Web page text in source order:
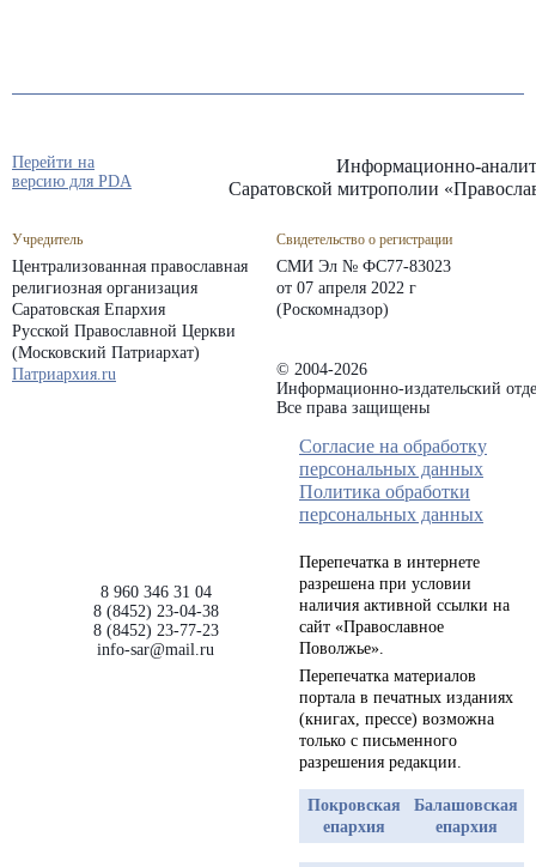
8 960 346 31 04
8 (8452) 23-04-38
8 (8452) 23-77-23
info-sar@mail.ru
Информационно-
Саратовской митрополии
Учредитель
Централизованная православная
религиозная организация
Саратовская Епархия
Русской Православной Церкви
(Московский Патриархат)
Патриархия.ru
Свидетельство о регистрации
СМИ Эл № ФС77-83023
от 07 апреля 2022 г
(Роскомнадзор)
© 2004-2026
Информационно-издательский
Все права защищены
Согласие на обработку
персональных данных
Политика обработки
персональных данных
Перепечатка в интернете
разрешена при условии
наличия активной ссылки на
сайт «Православное
Поволжье».
Перепечатка материалов
портала в печатных изданиях
(книгах, прессе) возможна
только с письменного
разрешения редакции.
Покровская
епархия
Балашовская
епархия
Перейти на
версию для PDA